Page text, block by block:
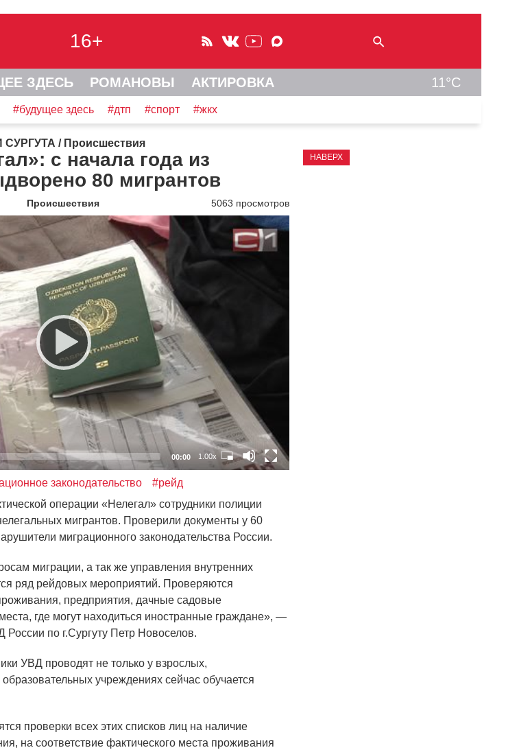
16+
ЗДЕСЬ РОМАНОВЫ АКТИРОВКА 11°C
#будущее здесь #дтп #спорт #жкх
СУРГУТА / Происшествия
с начала года из
80 мигрантов
Происшествия 5063 просмотров
00:00 1.00x
законодательство
#рейд
операции «Нелегал» сотрудники полиции
мигрантов. Проверили документы у 60
миграционного законодательства России.
миграции, а так же управления внутренних
ряд рейдовых мероприятий. Проверяются
предприятия, дачные садовые
где могут находиться иностранные граждане», —
по г.Сургуту Петр Новоселов.
УВД проводят не только у взрослых,
учреждениях сейчас обучается
проверки всех этих списков лиц на наличие
на соответствие фактического места проживания
НАВЕРХ